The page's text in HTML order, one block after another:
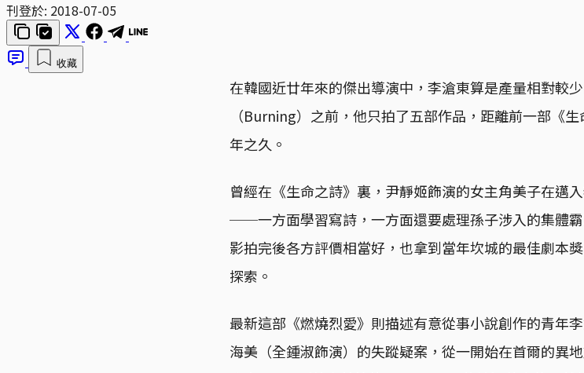
刊登於: 2018-07-05
收藏
在韓國近廿年來的傑出導演中，李滄東算是產量相對較
（Burning）之前，他只拍了五部作品，距離前一部《
年之久。
曾經在《生命之詩》裏，尹靜姬飾演的女主角美子在邁
──一方面學習寫詩，一方面還要處理孫子涉入的集體
影拍完後各方評價相當好，也拿到當年坎城的最佳劇本
探索。
最新這部《燃燒烈愛》則描述有意從事小說創作的青年
海美（全鍾淑飾演）的失蹤疑案，從一開始在首爾的異